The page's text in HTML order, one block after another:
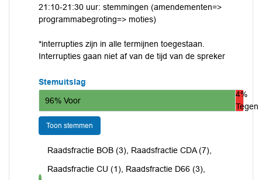
21:10-21:30 uur: stemmingen (amendementen=>
programmabegroting=> moties)
*interrupties zijn in alle termijnen toegestaan.
Interrupties gaan niet af van de tijd van de spreker
Stemuitslag
96% Voor
4%
Tegen
Toon stemmen
Raadsfractie BOB (3), Raadsfractie CDA (7),
Raadsfractie CU (1), Raadsfractie D66 (3),